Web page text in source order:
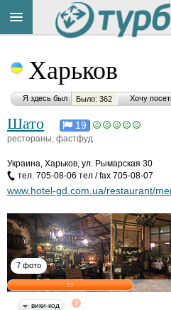
Харьков
Я здесь был Было: 362 Хочу
Шато 19
рестораны, фастфуд
Украина, Харьков, ул. Рымарская 30
тел. 705-08-06 тел / fax 705-08-07
www.hotel-gd.com.ua/restaurant/
7 фото
вики-код
на
сайте:
Button